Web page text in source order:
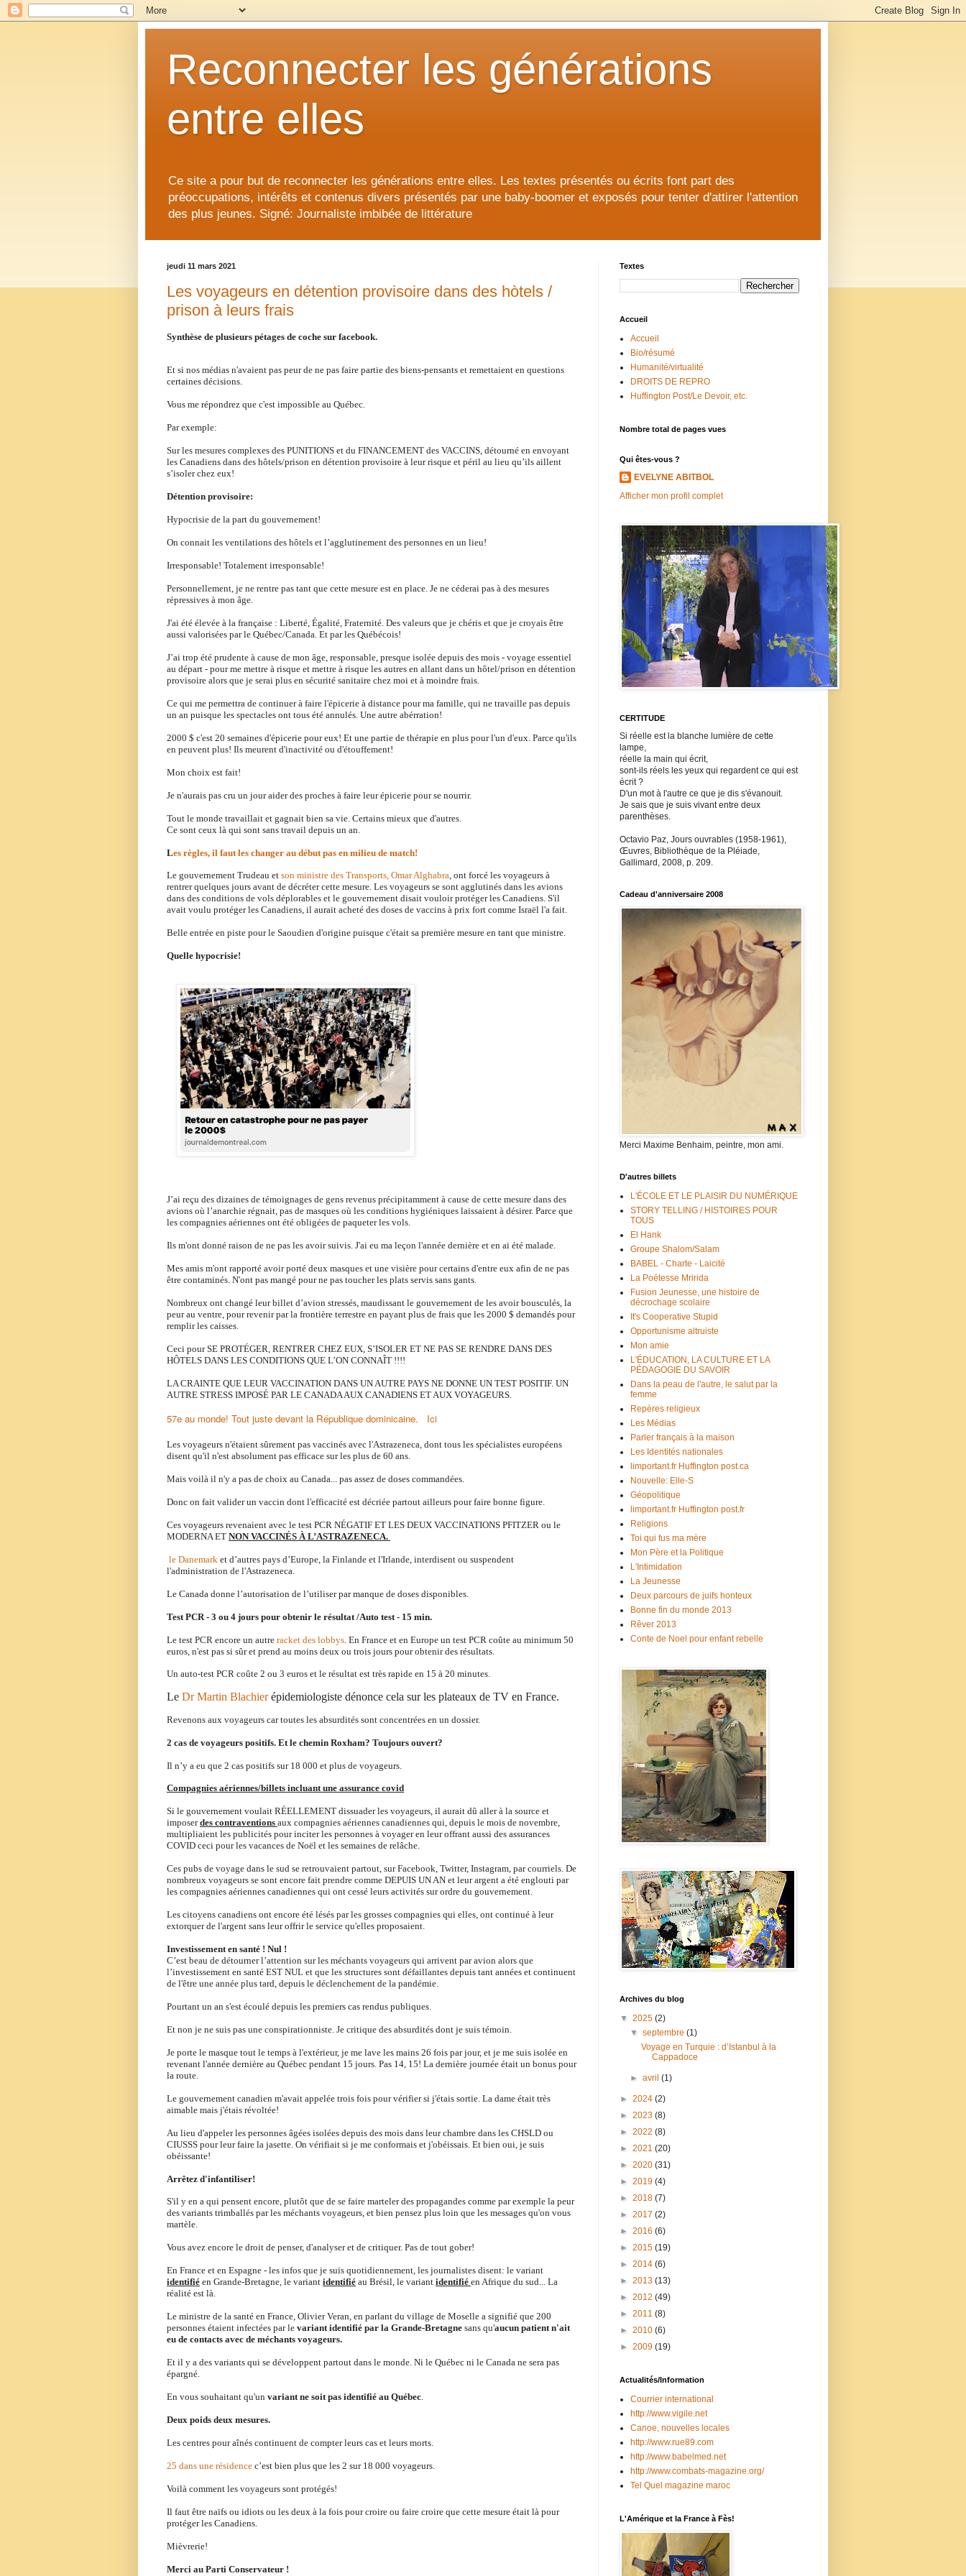
Reconnecter les générations
entre elles
Ce site a pour but de reconnecter les générations entre elles. Les textes présentés ou écrits font part des
préoccupations, intérêts et contenus divers présentés par une baby-boomer et exposés pour tenter d'attirer l'attention
des plus jeunes. Signé: Journaliste imbibée de littérature
jeudi 11 mars 2021
Les voyageurs en détention provisoire dans des hòtels /
prison à leurs frais
Synthèse de plusieurs pétages de coche sur facebook.
Et si nos médias n'avaient pas peur de ne pas faire partie des biens-pensants et remettaient en questions
certaines décisions.
Vous me répondrez que c'est impossible au Québec.
Par exemple:
Sur les mesures complexes des PUNITIONS et du FINANCEMENT des VACCINS, détourné en envoyant
les Canadiens dans des hôtels/prison en détention provisoire à leur risque et péril au lieu qu’ils aillent
s’isoler chez eux!
Détention provisoire:
Hypocrisie de la part du gouvernement!
On connait les ventilations des hôtels et l’agglutinement des personnes en un lieu!
Irresponsable! Totalement irresponsable!
Personnellement, je ne rentre pas tant que cette mesure est en place. Je ne céderai pas à des mesures
répressives à mon âge.
J'ai été élevée à la française : Liberté, Égalité, Fraternité. Des valeurs que je chéris et que je croyais être
aussi valorisées par le Québec/Canada. Et par les Québécois!
J’ai trop été prudente à cause de mon âge, responsable, presque isolée depuis des mois - voyage essentiel
au départ - pour me mettre à risque et mettre à risque les autres en allant dans un hôtel/prison en détention
provisoire alors que je serai plus en sécurité sanitaire chez moi et à moindre frais.
Ce qui me permettra de continuer à faire l'épicerie à distance pour ma famille, qui ne travaille pas depuis
un an puisque les spectacles ont tous été annulés. Une autre abérration!
2000 $ c'est 20 semaines d'épicerie pour eux! Et une partie de thérapie en plus pour l'un d'eux. Parce qu'ils
en peuvent plus! Ils meurent d'inactivité ou d'étouffement!
Mon choix est fait!
Je n'aurais pas cru un jour aider des proches à faire leur épicerie pour se nourrir.
Tout le monde travaillait et gagnait bien sa vie. Certains mieux que d'autres.
Ce sont ceux là qui sont sans travail depuis un an.
Les règles, il faut les changer au début pas en milieu de match!
Le gouvernement Trudeau et son ministre des Transports, Omar Alghabra, ont forcé les voyageurs à
rentrer quelques jours avant de décréter cette mesure. Les voyageurs se sont agglutinés dans les avions
dans des conditions de vols déplorables et le gouvernement disait vouloir protéger les Canadiens. S'il
avait voulu protéger les Canadiens, il aurait acheté des doses de vaccins à prix fort comme Israël l'a fait.
Belle entrée en piste pour le Saoudien d'origine puisque c'était sa première mesure en tant que ministre.
Quelle hypocrisie!
J’ai reçu des dizaines de témoignages de gens revenus précipitamment à cause de cette mesure dans des
avions où l’anarchie régnait, pas de masques où les conditions hygiéniques laissaient à désirer. Parce que
les compagnies aériennes ont été obligées de paqueter les vols.
Ils m'ont donné raison de ne pas les avoir suivis. J'ai eu ma leçon l'année dernière et en ai été malade.
Mes amis m'ont rapporté avoir porté deux masques et une visière pour certains d'entre eux afin de ne pas
être contaminés. N'ont pas mangé pour ne pas toucher les plats servis sans gants.
Nombreux ont changé leur billet d’avion stressés, maudissant le gouvernement de les avoir bousculés, la
peur au ventre, pour revenir par la frontière terrestre en payant plus de frais que les 2000 $ demandés pour
remplir les caisses.
Ceci pour SE PROTÉGER, RENTRER CHEZ EUX, S’ISOLER ET NE PAS SE RENDRE DANS DES
HÔTELS DANS LES CONDITIONS QUE L’ON CONNAÎT !!!!
LA CRAINTE QUE LEUR VACCINATION DANS UN AUTRE PAYS NE DONNE UN TEST POSITIF. UN
AUTRE STRESS IMPOSÉ PAR LE CANADA AUX CANADIENS ET AUX VOYAGEURS.
57e au monde! Tout juste devant la République dominicaine. Ici
Les voyageurs n'étaient sûrement pas vaccinés avec l'Astrazeneca, dont tous les spécialistes européens
disent qu'il n'est absolument pas efficace sur les plus de 60 ans.
Mais voilà il n'y a pas de choix au Canada... pas assez de doses commandées.
Donc on fait valider un vaccin dont l'efficacité est décriée partout ailleurs pour faire bonne figure.
Ces voyageurs revenaient avec le test PCR NÉGATIF ET LES DEUX VACCINATIONS PFITZER ou le
MODERNA ET NON VACCINÉS À L’ASTRAZENECA.
le Danemark et d’autres pays d’Europe, la Finlande et l'Irlande, interdisent ou suspendent
l'administration de l'Astrazeneca.
Le Canada donne l’autorisation de l’utiliser par manque de doses disponibles.
Test PCR - 3 ou 4 jours pour obtenir le résultat /Auto test - 15 min.
Le test PCR encore un autre racket des lobbys. En France et en Europe un test PCR coûte au minimum 50
euros, n'est pas si sûr et prend au moins deux ou trois jours pour obtenir des résultats.
Un auto-test PCR coûte 2 ou 3 euros et le résultat est très rapide en 15 à 20 minutes.
Le Dr Martin Blachierépidemiologiste dénonce cela sur les plateaux de TV en France.
Revenons aux voyageurs car toutes les absurdités sont concentrées en un dossier.
2 cas de voyageurs positifs. Et le chemin Roxham? Toujours ouvert?
Il n’y a eu que 2 cas positifs sur 18 000 et plus de voyageurs.
Compagnies aériennes/billets incluant une assurance covid
Si le gouvernement voulait RÉELLEMENT dissuader les voyageurs, il aurait dû aller à la source et
imposerdes contraventions aux compagnies aériennes canadiennes qui, depuis le mois de novembre,
multipliaient les publicités pour inciter les personnes à voyager en leur offrant aussi des assurances
COVID ceci pour les vacances de Noël et les semaines de relâche.
Ces pubs de voyage dans le sud se retrouvaient partout, sur Facebook, Twitter, Instagram, par courriels. De
nombreux voyageurs se sont encore fait prendre comme DEPUIS UN AN et leur argent a été englouti par
les compagnies aériennes canadiennes qui ont cessé leurs activités sur ordre du gouvernement.
Les citoyens canadiens ont encore été lésés par les grosses compagnies qui elles, ont continué à leur
extorquer de l'argent sans leur offrir le service qu'elles proposaient.
Investissement en santé ! Nul !
C’est beau de détourner l’attention sur les méchants voyageurs qui arrivent par avion alors que
l’investissement en santé EST NUL et que les structures sont défaillantes depuis tant années et continuent
de l'être une année plus tard, depuis le déclenchement de la pandémie.
Pourtant un an s'est écoulé depuis les premiers cas rendus publiques.
Et non je ne suis pas une conspirationniste. Je critique des absurdités dont je suis témoin.
Je porte le masque tout le temps à l'extérieur, je me lave les mains 26 fois par jour, et je me suis isolée en
revenant l'année dernière au Québec pendant 15 jours. Pas 14, 15! La dernière journée était un bonus pour
la route.
Le gouvernement canadien m'avait appelée trois fois pour vérifier si j'étais sortie. La dame était très
aimable mais j'étais révoltée!
Au lieu d'appeler les personnes âgées isolées depuis des mois dans leur chambre dans les CHSLD ou
CIUSSS pour leur faire la jasette. On vérifiait si je me conformais et j'obéissais. Et bien oui, je suis
obéissante!
Arrêtez d'infantiliser!
S'il y en a qui pensent encore, plutôt que de se faire marteler des propagandes comme par exemple la peur
des variants trimballés par les méchants voyageurs, et bien pensez plus loin que les messages qu'on vous
martèle.
Vous avez encore le droit de penser, d'analyser et de critiquer. Pas de tout gober!
En France et en Espagne - les infos que je suis quotidiennement, les journalistes disent: le variant
identifié en Grande-Bretagne, le variant identifié au Brésil, le variant identifié en Afrique du sud... La
réalité est là.
Le ministre de la santé en France, Olivier Veran, en parlant du village de Moselle a signifié que 200
personnes étaient infectées par le variant identifié par la Grande-Bretagne sans qu'aucun patient n'ait
eu de contacts avec de méchants voyageurs.
Et il y a des variants qui se développent partout dans le monde. Ni le Québec ni le Canada ne sera pas
épargné.
En vous souhaitant qu'un variant ne soit pas identifié au Québec.
Deux poids deux mesures.
Les centres pour aînés continuent de compter leurs cas et leurs morts.
25 dans une résidence c’est bien plus que les 2 sur 18 000 voyageurs.
Voilà comment les voyageurs sont protégés!
Il faut être naïfs ou idiots ou les deux à la fois pour croire ou faire croire que cette mesure était là pour
protéger les Canadiens.
Mièvrerie!
Merci au Parti Conservateur !
Textes
Accueil
Accueil
Bio/résumé
Humanité/virtualité
DROITS DE REPRO
Huffington Post/Le Devoir, etc.
Nombre total de pages vues
Qui êtes-vous ?
EVELYNE ABITBOL
Afficher mon profil complet
CERTITUDE
Si réelle est la blanche lumière de cette
lampe,
réelle la main qui écrit,
sont-ils réels les yeux qui regardent ce qui est
écrit ?
D'un mot à l'autre ce que je dis s'évanouit.
Je sais que je suis vivant entre deux
parenthèses.
Octavio Paz, Jours ouvrables (1958-1961),
Œuvres, Bibliothèque de la Pléiade,
Gallimard, 2008, p. 209.
Cadeau d'anniversaire 2008
Merci Maxime Benhaim, peintre, mon ami.
D'autres billets
L'ÉCOLE ET LE PLAISIR DU NUMÉRIQUE
STORY TELLING / HISTOIRES POUR
TOUS
El Hank
Groupe Shalom/Salam
BABEL - Charte - Laicité
La Poétesse Mririda
Fusion Jeunesse, une histoire de
décrochage scolaire
It's Cooperative Stupid
Opportunisme altruiste
Mon amie
L'ÉDUCATION, LA CULTURE ET LA
PÉDAGOGIE DU SAVOIR
Dans la peau de l'autre, le salut par la
femme
Repères religieux
Les Médias
Parler français à la maison
Les Identités nationales
limportant.fr Huffington post.ca
Nouvelle: Elle-S
Géopolitique
limportant.fr Huffington post.fr
Religions
Toi qui fus ma mère
Mon Père et la Politique
L'Intimidation
La Jeunesse
Deux parcours de juifs honteux
Bonne fin du monde 2013
Rêver 2013
Conte de Noel pour enfant rebelle
Archives du blog
▼ 2025 (2)
▼septembre(1)
Voyage en Turquie : d’Istanbul à la
Cappadoce
►avril(1)
► 2024 (2)
► 2023 (8)
► 2022 (8)
► 2021 (20)
► 2020 (31)
► 2019 (4)
► 2018 (7)
► 2017 (2)
► 2016 (6)
► 2015 (19)
► 2014 (6)
► 2013 (13)
► 2012 (49)
► 2011 (8)
► 2010 (6)
► 2009 (19)
Actualités/Information
Courrier international
http://www.vigile.net
Canoe, nouvelles locales
http://www.rue89.com
http://www.babelmed.net
http://www.combats-magazine.org/
Tel Quel magazine maroc
L'Amérique et la France à Fès!